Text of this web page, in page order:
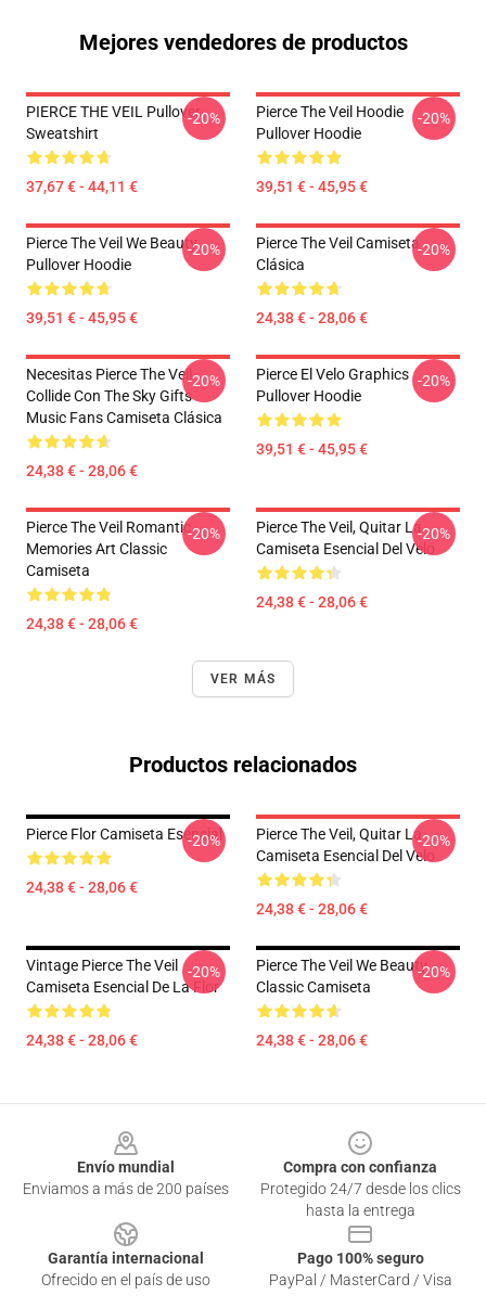
Mejores vendedores de productos
PIERCE THE VEIL Pullover
Sweatshirt
37,67 € - 44,11 €
-20%
Pierce The Veil Hoodie
Pullover Hoodie
39,51 € - 45,95 €
-20%
Pierce The Veil We Beauty
Pullover Hoodie
39,51 € - 45,95 €
-20%
Pierce The Veil Camiseta
Clásica
24,38 € - 28,06 €
-20%
Necesitas Pierce The Veil
Collide Con The Sky Gifts
Music Fans Camiseta Clásica
24,38 € - 28,06 €
-20%
Pierce El Velo Graphics
Pullover Hoodie
39,51 € - 45,95 €
-20%
Pierce The Veil Romantic
Memories Art Classic
Camiseta
24,38 € - 28,06 €
-20%
Pierce The Veil, Quitar La
Camiseta Esencial Del Velo
24,38 € - 28,06 €
-20%
VER MÁS
Productos relacionados
Pierce Flor Camiseta Esencial
24,38 € - 28,06 €
-20%
Pierce The Veil, Quitar La
Camiseta Esencial Del Velo
24,38 € - 28,06 €
-20%
Vintage Pierce The Veil
Camiseta Esencial De La Flor
24,38 € - 28,06 €
-20%
Pierce The Veil We Beauty
Classic Camiseta
24,38 € - 28,06 €
-20%
Envío mundial
Enviamos a más de 200 países
Compra con confianza
Protegido 24/7 desde los clics
hasta la entrega
Garantía internacional
Ofrecido en el país de uso
Pago 100% seguro
PayPal / MasterCard / Visa